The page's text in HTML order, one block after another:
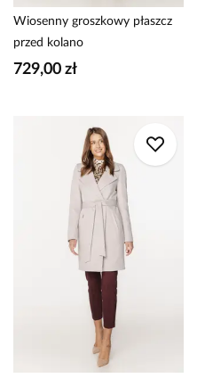
Wiosenny groszkowy płaszcz
przed kolano
729,00 zł